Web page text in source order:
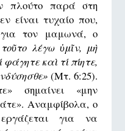
πλούτο παρά στη
είναι τυχαίο που,
για τον μαμωνά, ο
λέγω ὑμῖν, μὴ
καὶ τί πίητε,
(Μτ. 6:25).
σημαίνει «μην
Αναμφίβολα, ο
για να